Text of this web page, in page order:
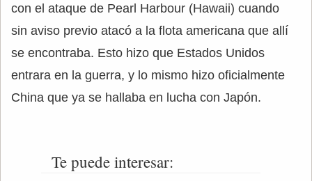
con el ataque de Pearl Harbour (Hawaii) cuando
sin aviso previo atacó a la flota americana que allí
se encontraba. Esto hizo que Estados Unidos
entrara en la guerra, y lo mismo hizo oficialmente
China que ya se hallaba en lucha con Japón.
Te puede interesar: